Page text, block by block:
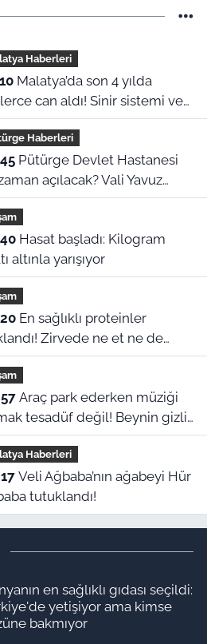
Haberleri
Malatya’da son 4 yılda
can aldı! Sinir sistemi ve
organı hastalıklarında şok
Haberleri
Pütürge Devlet Hastanesi
açılacak? Vali Yavuz
Hasat başladı: Kilogram
altınla yarışıyor
En sağlıklı proteinler
Zirvede ne et ne de
var
Araç park ederken müziği
tesadüf değil! Beynin gizli
Haberleri
Veli Ağbaba’nın ağabeyi Hür
tutuklandı!
en sağlıklı gıdası seçildi:
yetişiyor ama kimse
bakmıyor